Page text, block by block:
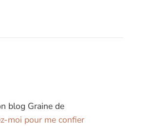
blog Graine de
moi pour me confier